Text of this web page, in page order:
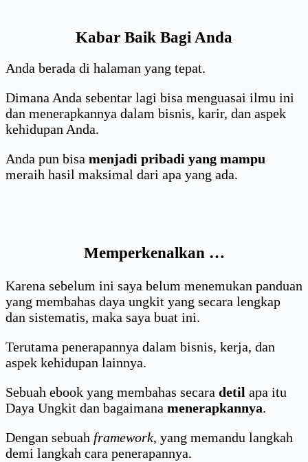
Kabar Baik Bagi Anda
Anda berada di halaman yang tepat.
Dimana Anda sebentar lagi bisa menguasai ilmu ini
dan menerapkannya dalam bisnis, karir, dan aspek
kehidupan Anda.
Anda pun bisa menjadi pribadi yang mampu
meraih hasil maksimal dari apa yang ada.
Memperkenalkan …
Karena sebelum ini saya belum menemukan panduan
yang membahas daya ungkit yang secara lengkap
dan sistematis, maka saya buat ini.
Terutama penerapannya dalam bisnis, kerja, dan
aspek kehidupan lainnya.
Sebuah ebook yang membahas secara detil apa itu
Daya Ungkit dan bagaimana menerapkannya.
Dengan sebuah framework, yang memandu langkah
demi langkah cara penerapannya.